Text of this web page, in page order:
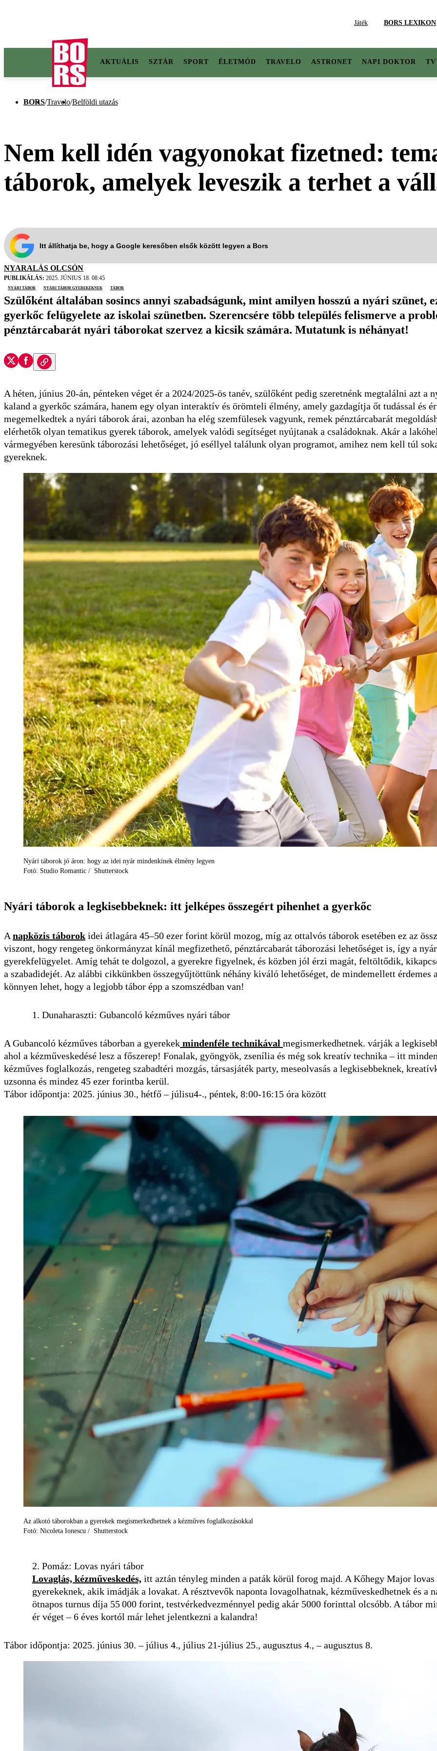
Játék BORS LEXIKON
AKTUÁLIS SZTÁR SPORT ÉLETMÓD TRAVELO ASTRONET NAPI DOKTOR TV
BORS/Travelo/Belföldi utazás
Nem kell idén vagyonokat fizetned:
táborok, amelyek leveszik a terhet a
Itt állíthatja be, hogy a Google keresőben elsők között legyen a Bors
NYARALÁS OLCSÓN
PUBLIKÁLÁS: 2025. JÚNIUS 18. 08:45
nyári tábor
nyári tábor gyerekeknek tábor
Szülőként általában sosincs annyi szabadságunk, mint amilyen hosszú a nyári
gyerkőc felügyelete az iskolai szünetben. Szerencsére több település felismerve a
pénztárcabarát nyári táborokat szervez a kicsik számára. Mutatunk is néhányat!
A héten, június 20-án, pénteken véget ér a 2024/2025-ös tanév, szülőként pedig szeretnénk megtalálni azt a
kaland a gyerkőc számára, hanem egy olyan interaktív és örömteli élmény, amely gazdagítja őt tudással és
megemelkedtek a nyári táborok árai, azonban ha elég szemfülesek vagyunk, remek pénztárcabarát
elérhetők olyan tematikus gyerek táborok, amelyek valódi segítséget nyújtanak a családoknak. Akár a
vármegyében keresünk táborozási lehetőséget, jó eséllyel találunk olyan programot, amihez nem kell túl
gyereknek.
Nyári táborok jó áron: hogy az idei nyár mindenkinek élmény legyen
Fotó: Studio Romantic / Shutterstock
Nyári táborok a legkisebbeknek: itt jelképes összegért pihenhet a gyerkőc
A napközis táborok idei átlagára 45–50 ezer forint körül mozog, míg az ottalvós táborok esetében ez az
viszont, hogy rengeteg önkormányzat kínál megfizethető, pénztárcabarát táborozási lehetőséget is, így a
gyerekfelügyelet. Amíg tehát te dolgozol, a gyerekre figyelnek, és közben jól érzi magát, feltöltődik,
a szabadidejét. Az alábbi cikkünkben összegyűjtöttünk néhány kiváló lehetőséget, de mindemellett
könnyen lehet, hogy a legjobb tábor épp a szomszédban van!
1. Dunaharaszti: Gubancoló kézműves nyári tábor
A Gubancoló kézműves táborban a gyerekek mindenféle technikával megismerkedhetnek. várják a
ahol a kézműveskedésé lesz a főszerep! Fonalak, gyöngyök, zsenília és még sok kreatív technika – itt
kézműves foglalkozás, rengeteg szabadtéri mozgás, társasjáték party, meseolvasás a legkisebbeknek,
uzsonna és mindez 45 ezer forintba kerül.
Tábor időpontja: 2025. június 30., hétfő – júlisu4-., péntek, 8:00-16:15 óra között
Az alkotó táborokban a gyerekek megismerkedhetnek a kézműves foglalkozásokkal
Fotó: Nicoleta Ionescu / Shutterstock
2. Pomáz: Lovas nyári tábor
Lovaglás, kézműveskedés, itt aztán tényleg minden a paták körül forog majd. A Kőhegy Major lovas
gyerekeknek, akik imádják a lovakat. A résztvevők naponta lovagolhatnak, kézműveskedhetnek és a
ötnapos turnus díja 55 000 forint, testvérkedvezménnyel pedig akár 5000 forinttal olcsóbb. A tábor
ér véget – 6 éves kortól már lehet jelentkezni a kalandra!
Tábor időpontja: 2025. június 30. – július 4., július 21-július 25., augusztus 4., – augusztus 8.